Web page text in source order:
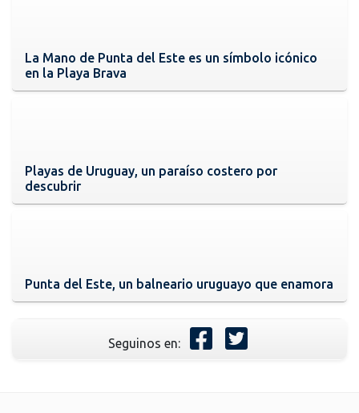
La Mano de Punta del Este es un símbolo icónico
en la Playa Brava
Playas de Uruguay, un paraíso costero por
descubrir
Punta del Este, un balneario uruguayo que enamora
Seguinos en: